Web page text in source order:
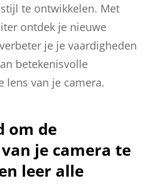
te ontwikkelen. Met
ontdek je nieuwe
je je vaardigheden
betekenisvolle
lens van je camera.
om de
je camera te
leer alle